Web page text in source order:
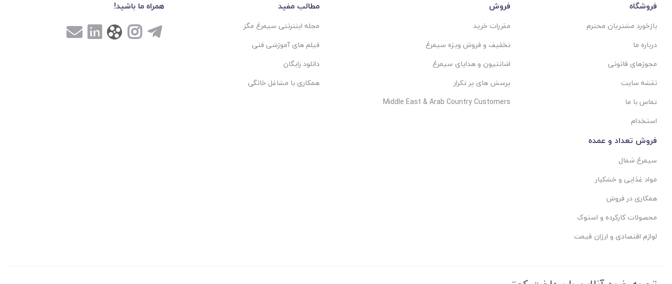
فروشگاه
بازخورد مشتریان محترم
درباره ما
مجوزهای قانونی
نقشه سایت
تماس با ما
استخدام
فروش
مقررات خرید
تخفیف و فروش ویژه سیمرغ
اشانتیون و هدایای سیمرغ
پرسش های پر تکرار
Middle East & Arab Country Customers
مطالب مفید
مجله اینترنتی سیمرغ مگز
فیلم های آموزشی فنی
دانلود رایگان
همکاری با مشاغل خانگی
فروش تعداد و عمده
سیمرغ شمال
مواد غذایی و خشکبار
همکاری در فروش
محصولات کارکرده و استوک
لوازم اقتصادی و ارزان قیمت
همراه ما باشید!